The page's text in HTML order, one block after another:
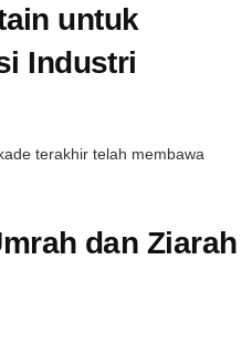
untuk
Industri
terakhir telah membawa
dan Ziarah